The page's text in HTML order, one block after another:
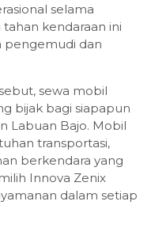
selama
kendaraan ini
pengemudi dan
sewa mobil
bijak bagi siapapun
Labuan Bajo. Mobil
transportasi,
berkendara yang
Innova Zenix
dalam setiap